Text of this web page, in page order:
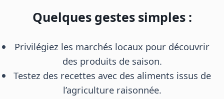
Quelques gestes simples :
Privilégiez les marchés locaux pour découvrir
des produits de saison.
Testez des recettes avec des aliments issus de
l’agriculture raisonnée.